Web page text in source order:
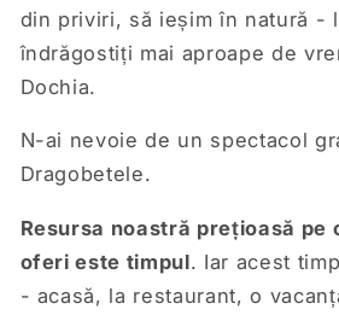
din priviri, să ieșim în natură -
îndrăgostiți mai aproape de
Dochia.
N-ai nevoie de un spectacol
Dragobetele.
Resursa noastră prețioasă pe
oferi este timpul. Iar acest
- acasă, la restaurant, o